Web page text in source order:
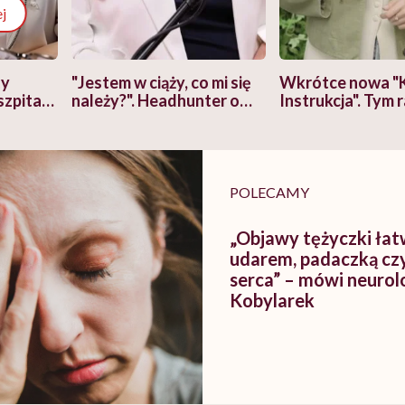
"Jestem w ciąży, co mi się
należy?". Headhunter o
pracy
Wkrótce nowa
Instrukcja". Tym
POLECAMY
„Objawy tężyczki
udarem, padaczką
serca” – mówi
Kobylarek